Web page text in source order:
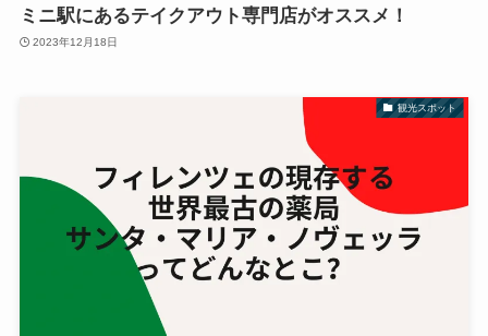
ミニ駅にあるテイクアウト専門店がオススメ！
2023年12月18日
観光スポット